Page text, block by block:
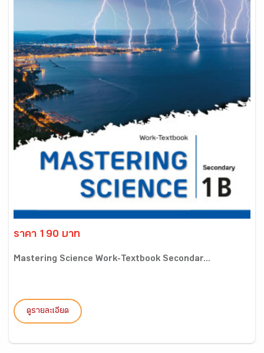
ราคา 190 บาท
Mastering Science Work-Textbook Secondar...
ดูรายละเอียด